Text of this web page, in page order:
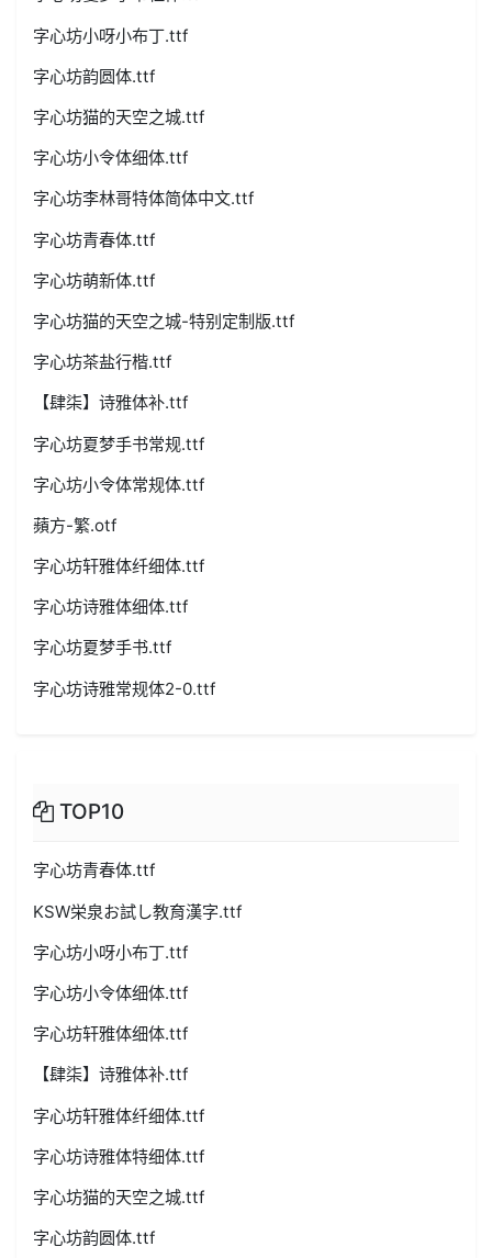
字心坊小呀小布丁.ttf
字心坊韵圆体.ttf
字心坊猫的天空之城.ttf
字心坊小令体细体.ttf
字心坊李林哥特体简体中文.ttf
字心坊青春体.ttf
字心坊萌新体.ttf
字心坊猫的天空之城-特别定制版.ttf
字心坊茶盐行楷.ttf
【肆柒】诗雅体补.ttf
字心坊夏梦手书常规.ttf
字心坊小令体常规体.ttf
蘋方-繁.otf
字心坊轩雅体纤细体.ttf
字心坊诗雅体细体.ttf
字心坊夏梦手书.ttf
字心坊诗雅常规体2-0.ttf
TOP10
字心坊青春体.ttf
KSW栄泉お試し教育漢字.ttf
字心坊小呀小布丁.ttf
字心坊小令体细体.ttf
字心坊轩雅体细体.ttf
【肆柒】诗雅体补.ttf
字心坊轩雅体纤细体.ttf
字心坊诗雅体特细体.ttf
字心坊猫的天空之城.ttf
字心坊韵圆体.ttf